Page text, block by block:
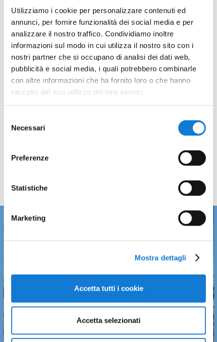
Utilizziamo i cookie per personalizzare contenuti ed
annunci, per fornire funzionalità dei social media e per
analizzare il nostro traffico. Condividiamo inoltre
informazioni sul modo in cui utilizza il nostro sito con i
nostri partner che si occupano di analisi dei dati web,
pubblicità e social media, i quali potrebbero combinarle
con altre informazioni che ha fornito loro o che hanno
raccolto dal suo utilizzo dei loro servizi.
delNecessari
Preferenze
Statistiche
Marketing
Mostra dettagli
Accetta tutti i cookie
Accetta selezionati